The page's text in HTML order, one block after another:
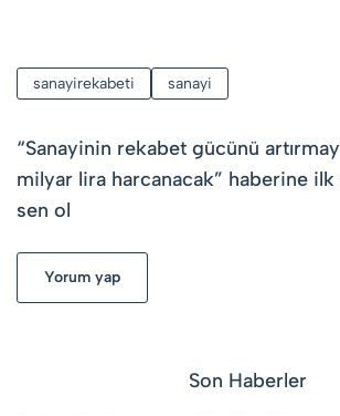
sanayirekabeti sanayi
“Sanayinin rekabet gücünü
milyar lira harcanacak” haberine
sen ol
Yorum yap
Son Haberler